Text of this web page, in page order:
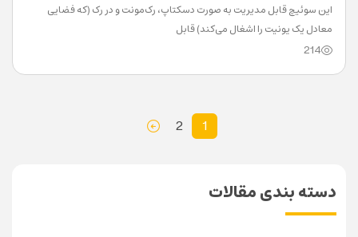
Business
این سوئیچ قابل مدیریت به صورت دسکتاپ، رک‌مونت و در رک (که فضایی
معادل یک یونیت را اشغال می‌کند) قابل
214
1
2
دسته بندی مقالات